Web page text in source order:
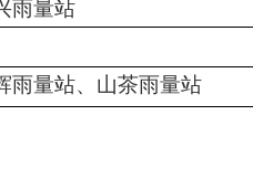
雨量站
雨量站、山茶雨量站